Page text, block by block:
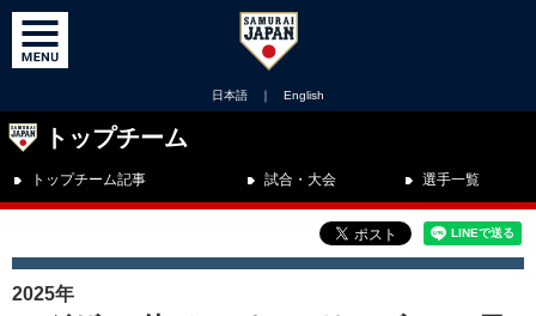
日本語 ｜ English
トップチーム
トップチーム記事 試合・大会 選手一覧
2025年